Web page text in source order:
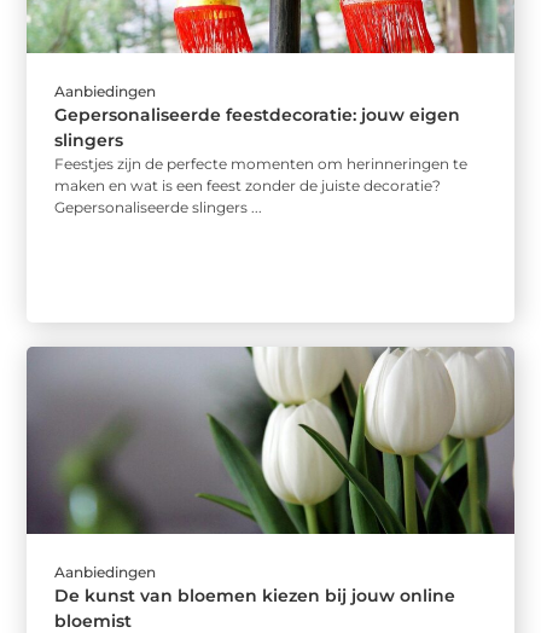
Aanbiedingen
Gepersonaliseerde feestdecoratie: jouw eigen
slingers
Feestjes zijn de perfecte momenten om herinneringen te
maken en wat is een feest zonder de juiste decoratie?
Gepersonaliseerde slingers ...
Aanbiedingen
De kunst van bloemen kiezen bij jouw online
bloemist